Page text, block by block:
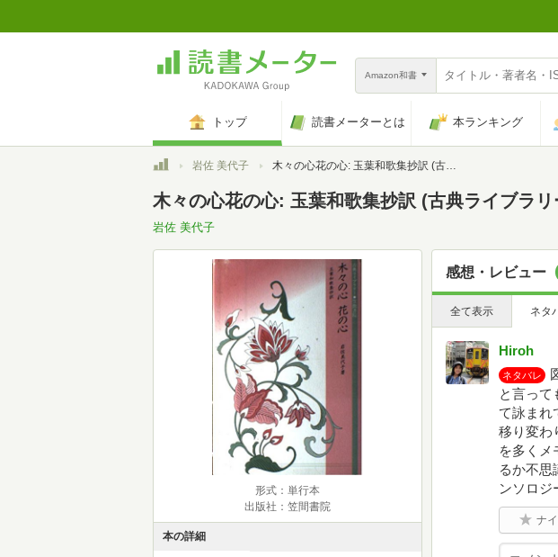
Amazon和書
トップ 読書メーターとは 本ランキング
トップ岩佐 美代子 木々の心花の心: 玉葉和歌集抄訳 (古典ライブラリー 3)
木々の心花の心: 玉葉和歌集抄訳 (古典ライブラリ
岩佐 美代子
形式：単行本
出版社：笠間書院
本の詳細
感想・レビュー
全て表示 ネタ
Hiroh
ネタバレ
と言って
て詠まれ
移り変わ
を多くメ
るか不思
ンソロジ
ナ